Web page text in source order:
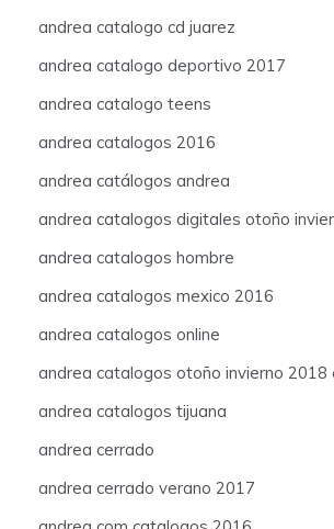
andrea catalogo cd juarez
andrea catalogo deportivo 2017
andrea catalogo teens
andrea catalogos 2016
andrea catálogos andrea
andrea catalogos digitales otoño
andrea catalogos hombre
andrea catalogos mexico 2016
andrea catalogos online
andrea catalogos otoño invierno 2018
andrea catalogos tijuana
andrea cerrado
andrea cerrado verano 2017